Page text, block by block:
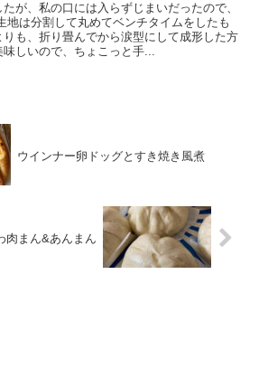
が、私の口には入らずじまいだったので、
地は分割して丸めてベンチタイムをしたも
も、折り畳んでから涙型にして成形した方
しいので、ちょこっと手...
ウインナー卵ドッグとすき焼き風煮
肉まん&あんまん